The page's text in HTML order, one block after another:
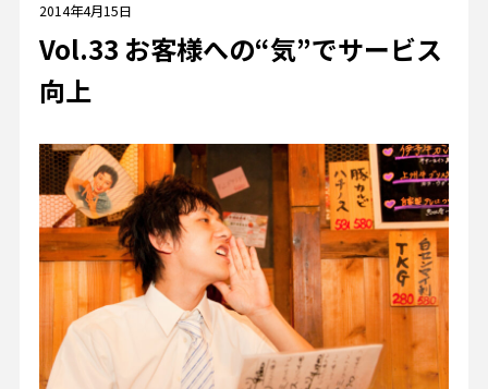
2014年4月15日
Vol.33 お客様への“気”でサービス
向上